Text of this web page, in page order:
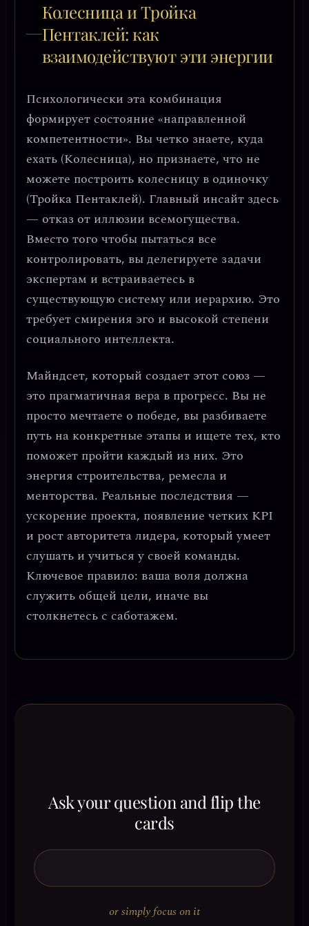
Колесница и Тройка
Пентаклей: как
взаимодействуют эти энергии
Психологически эта комбинация
формирует состояние «направленной
компетентности». Вы четко знаете, куда
ехать (Колесница), но признаете, что не
можете построить колесницу в одиночку
(Тройка Пентаклей). Главный инсайт здесь
— отказ от иллюзии всемогущества.
Вместо того чтобы пытаться все
контролировать, вы делегируете задачи
экспертам и встраиваетесь в
существующую систему или иерархию. Это
требует смирения эго и высокой степени
социального интеллекта.
Майндсет, который создает этот союз —
это прагматичная вера в прогресс. Вы не
просто мечтаете о победе, вы разбиваете
путь на конкретные этапы и ищете тех, кто
поможет пройти каждый из них. Это
энергия строительства, ремесла и
менторства. Реальные последствия —
ускорение проекта, появление четких KPI
и рост авторитета лидера, который умеет
слушать и учиться у своей команды.
Ключевое правило: ваша воля должна
служить общей цели, иначе вы
столкнетесь с саботажем.
Ask your question and flip the
cards
or simply focus on it